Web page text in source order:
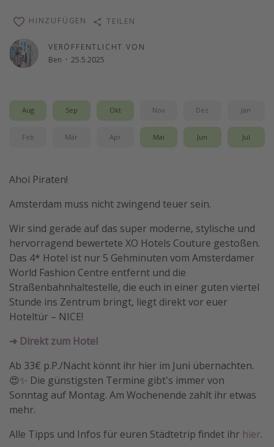
VERÖFFENTLICHT VON
Ben · 25.5.2025
HINZUFÜGEN TEILEN
Aug Sep Okt Nov Dez Jan
Feb Mär Apr Mai Jun Jul
Ahoi Piraten!
Amsterdam muss nicht zwingend teuer sein.
Wir sind gerade auf das super moderne, stylische und
hervorragend bewertete XO Hotels Couture gestoßen.
Das 4* Hotel ist nur 5 Gehminuten vom Amsterdamer
World Fashion Centre entfernt und die
Straßenbahnhaltestelle, die euch in einer guten viertel
Stunde ins Zentrum bringt, liegt direkt vor euer
Hoteltür – NICE!
➜ Direkt zum Hotel
Ab 33€ p.P./Nacht könnt ihr hier im Juni übernachten.
😍✨ Die günstigsten Termine gibt's immer von
Sonntag auf Montag. Am Wochenende zahlt ihr etwas
mehr.
Alle Tipps und Infos für euren Städtetrip findet ihr hier.